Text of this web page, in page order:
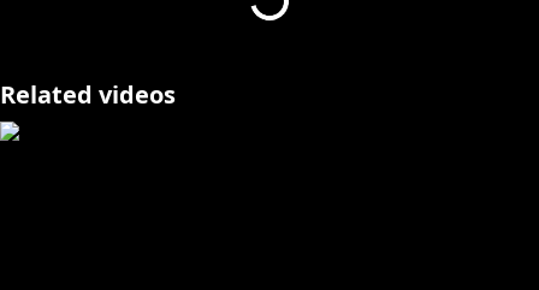
⋈ －－－－－－－－－－－－－－－－－－－－－⋈
https://twitter.com/usadapekora
Related videos